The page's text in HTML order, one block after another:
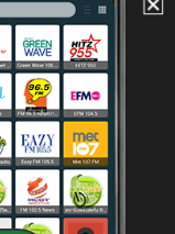
Inside Sports